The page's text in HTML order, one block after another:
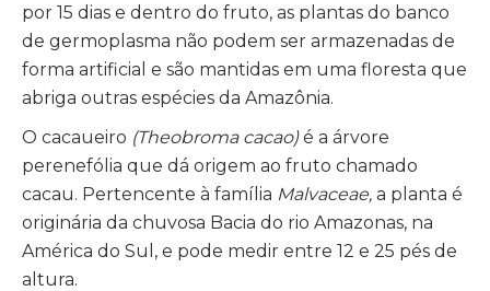
por 15 dias e dentro do fruto, as plantas do banco
de germoplasma não podem ser armazenadas de
forma artificial e são mantidas em uma floresta que
abriga outras espécies da Amazônia.
O cacaueiro (Theobroma cacao)é a árvore
perenefólia que dá origem ao fruto chamado
cacau. Pertencente à família Malvaceae, a planta é
originária da chuvosa Bacia do rio Amazonas, na
América do Sul, e pode medir entre 12 e 25 pés de
altura.